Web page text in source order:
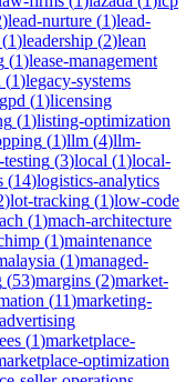
)lead-nurture (1)lead-
(1)leadership (2)lean
(1)lease-management
(1)legacy-systems
(1)licensing
(1)listing-optimization
(1)llm (4)llm-
testing (3)local (1)local-
(14)logistics-analytics
)lot-tracking (1)low-code
(1)mach-architecture
(1)maintenance
(1)managed-
(53)margins (2)market-
(11)marketing-
(1)marketplace-
optimization